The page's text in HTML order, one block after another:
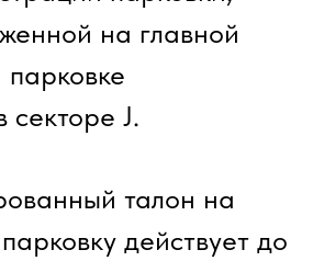
на главной
парковке
секторе J.
талон на
действует до